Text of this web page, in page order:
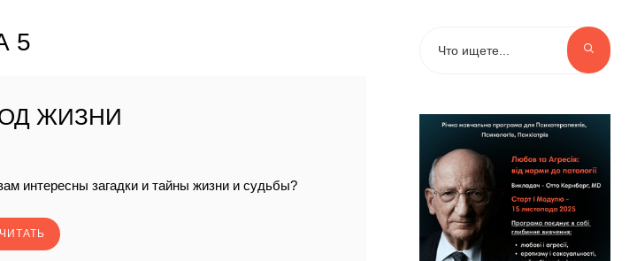
5
ЖИЗНИ
интересны загадки и тайны жизни и судьбы?
ЧИТАТЬ